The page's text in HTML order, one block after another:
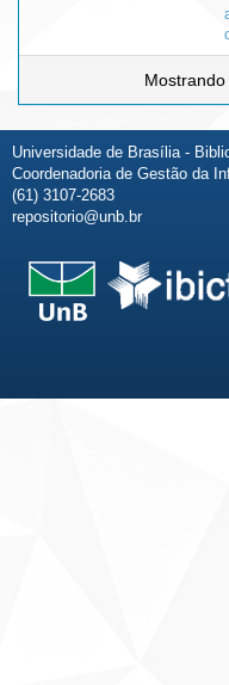
Universidade de Brasília -
Coordenadoria de Gestão da
(61) 3107-2683
repositorio@unb.br